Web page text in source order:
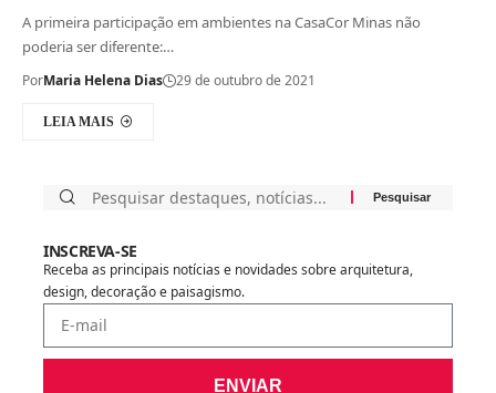
A primeira participação em ambientes na CasaCor Minas não
poderia ser diferente:…
PorMaria Helena Dias 29 de outubro de 2021
LEIA MAIS
INSCREVA-SE
Receba as principais notícias e novidades sobre arquitetura,
design, decoração e paisagismo.
ENVIAR